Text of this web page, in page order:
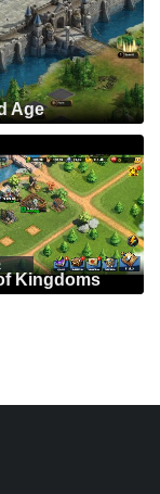
Age
Kingdoms